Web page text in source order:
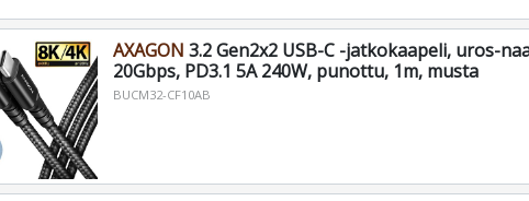
AXAGON 3.2 Gen2x2 USB-C -jatkokaapeli, uros-
20Gbps, PD3.1 5A 240W, punottu, 1m, musta
BUCM32-CF10AB